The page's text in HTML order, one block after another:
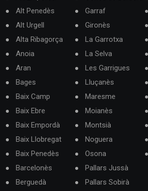
Alt Penedès
Alt Urgell
Alta Ribagorça
Anoia
Aran
Bages
Baix Camp
Baix Ebre
Baix Empordà
Baix Llobregat
Baix Penedès
Barcelonès
Berguedà
Garraf
Gironès
La Garrotxa
La Selva
Les Garrigues
Lluçanès
Maresme
Moianès
Montsià
Noguera
Osona
Pallars Jussà
Pallars Sobirà